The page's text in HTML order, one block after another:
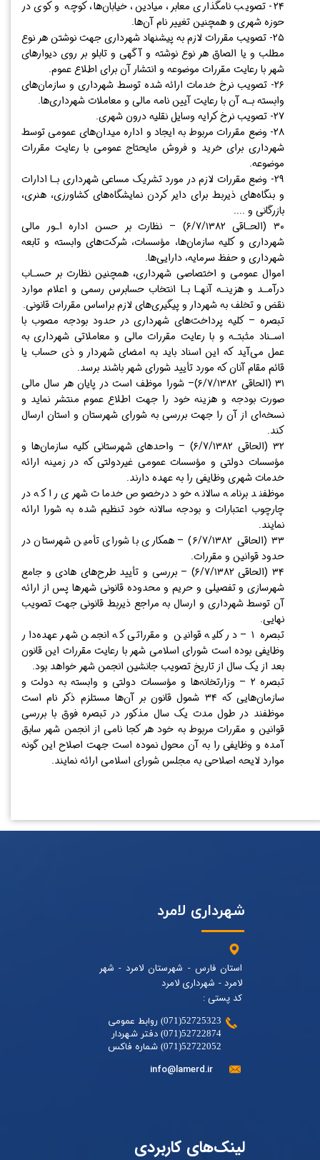
۲۴- تصویب نامگذاری معابر، میادین، خیابان‌ها، کوچه و کوی در
حوزه شهری و همچنین تغییر نام آن‌ها.
۲۵- تصویب مقررات لازم به پیشنهاد شهرداری جهت نوشتن هر نوع
مطلب و یا الصاق هر نوع نوشته و آگهی و تابلو بر روی دیوار‌های
شهر با رعایت مقررات موضوعه و انتشار آن برای اطلاع عموم.
۲۶- تصویب نرخ خدمات ارائه شده توسط شهرداری و سازمان‌های
وابسته بـه آن با رعایت آیین نامه مالی و معاملات شهرداری‌ها.
۲۷- تصویب نرخ کرایه وسایل نقلیه درون شهری.
۲۸- وضع مقررات مربوط به ایجاد و اداره میدان‌های عمومی توسط
شهرداری برای خرید و فروش مایحتاج عمومی با رعایت مقررات
موضوعه.
۲۹- وضع مقررات لازم در مورد تشریک مساعی شهرداری بـا ادارات
و بنگاه‌های ذیربط برای دایر کردن نمایشگاه‌های کشاورزی، هنری،
بازرگانی و ....
۳۰ (الحـاقی ۶/۷/۱۳۸۲) – نظارت بر حسن اداره اـور مالی
شهرداری و کلیه سازمان‌ها، مؤسسات، شرکت‌های وابسته و تابعه
شهرداری و حفظ سرمایه، دارایی‌ها.
اموال عمومی و اختصاصی شهرداری، همچنین نظارت بر حسـاب
درآمـد و هزینـه آنهـا بـا انتخاب حسابرس رسمی و اعلام موارد
نقض و تخلف به شهردار و پیگیری‌های لازم براساس مقررات قانونی.
تبصره – کلیه پرداخت‌های شهرداری در حدود بودجه مصوب با
اسـناد مثبتـه و با رعایت مقررات مالی و معاملاتی شهرداری به
عمل می‌آید که این اسناد باید به امضای شهردار و ذی حساب یا
قائم مقام آنان که مورد تأیید شورای شهر باشند برسد.
۳۱ (الحاقی ۶/۷/۱۳۸۲)– شورا موظف است در پایان هر سال مالی
صورت بودجه و هزینه خود را جهت اطلاع عموم منتشر نماید و
نسخه‌ای از آن را جهت بررسی به شورای شهرستان و استان ارسال
کند.
۳۲ (الحاقی ۶/۷/۱۳۸۲) – واحد‌های شهرستانی کلیه سازمان‌ها و
مؤسسات دولتی و مؤسسات عمومی غیردولتی که در زمینه ارائه
خدمات شهری وظایفی را به عهده دارند.
موظفند برنامه سالانه خود درخصوص خدمات شهری را که در
چارچوب اعتبارات و بودجه سالانه خود تنظیم شده به شورا ارائه
نمایند.
۳۳ (الحاقی ۶/۷/۱۳۸۲) – همکاری با شورای تأمین شهرستان در
حدود قوانین و مقررات.
۳۴ (الحاقی ۶/۷/۱۳۸۲) – بررسی و تأیید طرح‌های هادی و جامع
شهرسازی و تفصیلی و حریم و محدوده قانونی شهر‌ها پس از ارائه
آن توسط شهرداری و ارسال به مراجع ذیربط قانونی جهت تصویب
نهایی.
تبصره ۱ – در کلیه قوانین و مقرراتی که انجمن شهر عهده‌دار
وظایفی بوده است شورای اسلامی شهر با رعایت مقررات این قانون
بعد از یک سال از تاریخ تصویب جانشین انجمن شهر خواهد بود.
تبصره ۲ – وزارتخانه‌ها و مؤسسات دولتی و وابسته به دولت و
سازمان‌هایی که ۳۴ شمول قانون بر آن‌ها مستلزم ذکر نام است
موظفند در طول مدت یک سال مذکور در تبصره فوق با بررسی
قوانین و مقررات مربوط به خود هر کجا نامی از انجمن شهر سابق
آمده و وظایفی را به آن محول نموده است جهت اصلاح این گونه
موارد لایحه اصلاحی به مجلس شورای اسلامی ارائه نمایند.
شهرداری لامرد
استان فارس - شهرستان لامرد - شهر
لامرد - شهرداری لامرد
کد پستی :
52725323(071) روابط عمومی
52722874(071) دفتر شهردار
52722052(071) شماره فاکس
info@lamerd.ir
لینک‌های کاربردی